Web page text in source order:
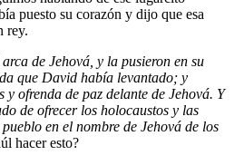
puesto su corazón y dijo que esa
rey.
de Jehová, y la pusieron en su
que David había levantado; y
ofrenda de paz delante de Jehová. Y
de ofrecer los holocaustos y las
en el nombre de Jehová de los
hacer esto?